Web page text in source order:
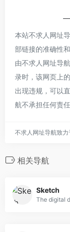
本站不求人网址
部链接的准确性
由不求人网址导
录时，该网页上
出现违规，可以
航不承担任何责任
不求人网址导航致
相关导航
Sketch